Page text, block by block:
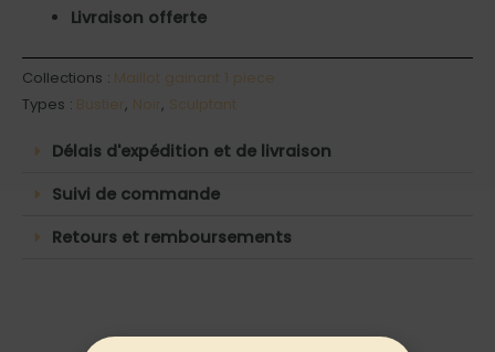
Livraison offerte
Collections : Maillot gainant 1 piece
Types : Bustier, Noir, Sculptant
Délais d'expédition et de livraison
Suivi de commande
Retours et remboursements